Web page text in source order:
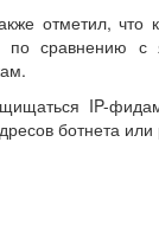
отметил, что
по сравнению с
IP-
ботнета